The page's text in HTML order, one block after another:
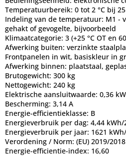
Temperatuurbereik: 0 tot 2 °C bij
Indeling van de temperatuur: M1 -
gehakt of gevogelte, bijvoorbeeld
Klimaatcategorie: 3 (+25 °C OT en
Afwerking buiten: verzinkte
Frontpanelen in wit, basiskleur in
Afwerking binnen: plaatstaal,
Brutogewicht: 300 kg
Nettogewicht: 240 kg
Elektrische aansluitwaarde: 0,36
Bescherming: 3,14 A
Energie-efficientieklasse: B
Energieverbruik per dag: 4,44 kWh/
Energieverbruik per jaar: 1621
Verordening / Norm: (EU) 2019/2018
Energie-efficientie-index: 16,60